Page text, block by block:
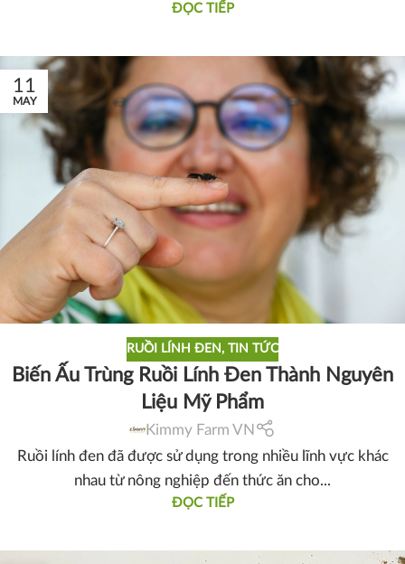
ĐỌC TIẾP
11
MAY
RUỒI LÍNH ĐEN, TIN TỨC
Biến Ấu Trùng Ruồi Lính Đen Thành Nguyên
Liệu Mỹ Phẩm
Kimmy Farm VN
Ruồi lính đen đã được sử dụng trong nhiều lĩnh vực khác
nhau từ nông nghiệp đến thức ăn cho...
ĐỌC TIẾP